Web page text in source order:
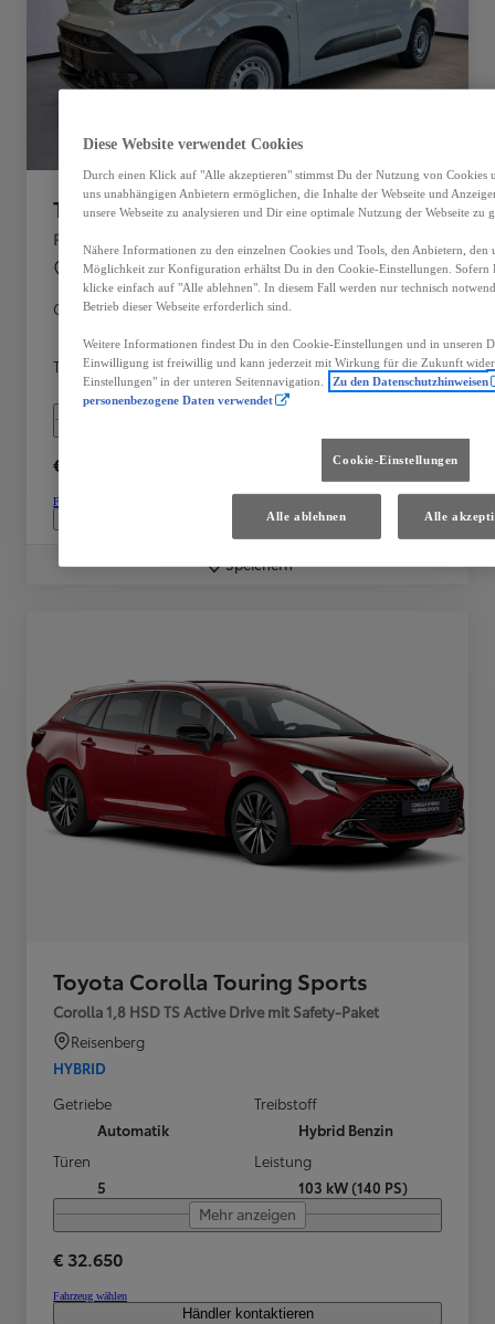
Toyota Proace City
Proace City 1,5l 102
Reisenberg
Getriebe
Handschaltung
Treibstoff
Diesel
Türen
4
Leistung
75 kW (100 PS)
€ 30.600
Fahrzeug wählen
Händler kontaktieren
Speichern
Toyota Corolla Touring Sports
Corolla 1,8 HSD TS Active Drive mit Safety-Paket
Reisenberg
HYBRID
Getriebe
Automatik
Treibstoff
Hybrid Benzin
Türen
5
Leistung
103 kW (140 PS)
Mehr anzeigen
€ 32.650
Fahrzeug wählen
Händler kontaktieren
Diese Website verwendet Cookies
Durch einen Klick auf "Alle akzeptieren" stimmst Du der Nutzung von Cookies
uns unabhängigen Anbietern ermöglichen, die Inhalte der Webseite und
unsere Webseite zu analysieren und Dir eine optimale Nutzung der Webseite zu
Nähere Informationen zu den einzelnen Cookies und Tools, den Anbietern,
Möglichkeit zur Konfiguration erhältst Du in den Cookie-Einstellungen. Sofern
klicke einfach auf "Alle ablehnen". In diesem Fall werden nur technisch
Betrieb dieser Webseite erforderlich sind.
Weitere Informationen findest Du in den Cookie-Einstellungen und in unseren
Einwilligung ist freiwillig und kann jederzeit mit Wirkung für die Zukunft
Einstellungen" in der unteren Seitennavigation.
Zu den Datenschutzhinweisen
personenbezogene Daten verwendet
Cookie-Einstellungen
Alle ablehnen Alle